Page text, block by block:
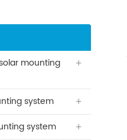
mounting
system
system